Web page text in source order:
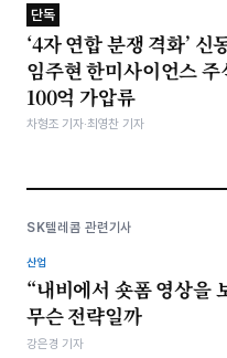
단독
‘4자 연합 분쟁 격화’ 신
임주현 한미사이언스 주
100억 가압류
차형조 기자·최영찬 기자
SK텔레콤 관련기사
산업
“내비에서 숏폼 영상을
무슨 전략일까
강은경 기자